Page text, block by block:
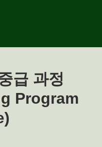
급 과정
Program